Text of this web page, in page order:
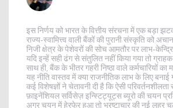
इस निर्णय को भारत के वित्तीय संरचना में एक बड़ा
राज्य‑स्वामित्त्व वाली बैंकों की पुरानी संस्कृति को
निजी क्षेत्र के पेशेवरों की सोच आमतौर पर
यदि इन्हें सही ढंग से संतुलित नहीं किया गया तो
साथ ही, बैंक के भीतर गहरी निष्ठा वाले कर्मचारियों
यह नीति वास्तव में क्या राजनीतिक लाभ के लिए
कई विशेषज्ञों ने चेतावनी दी है कि ऐसी परिवर्तनशीलता
फ़ाइनेंशियल सर्विसेज़ इन्स्टिट्यूट्स ब्यूरो की चयन
अगर चयन में हेरफेर हुआ तो भ्रष्टाचार की नई लहर